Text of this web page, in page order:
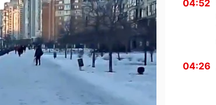
04:52
04:26